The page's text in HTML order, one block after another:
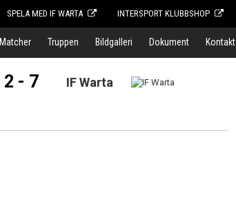
SPELA MED IF WARTA INTERSPORT KLUBBSHOP
Matcher Truppen Bildgalleri Dokument Kontakt
2 - 7 IF Warta